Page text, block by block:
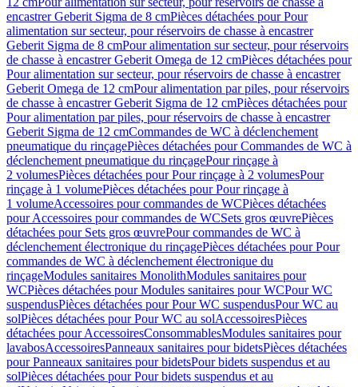
encastrer Geberit Sigma de 8 cmPièces détachées pour Pour
alimentation sur secteur, pour réservoirs de chasse à encastrer
Geberit Sigma de 8 cmPour alimentation sur secteur, pour réservoirs
de chasse à encastrer Geberit Omega de 12 cmPièces détachées pour
Pour alimentation sur secteur, pour réservoirs de chasse à encastrer
Geberit Omega de 12 cmPour alimentation par piles, pour réservoirs
de chasse à encastrer Geberit Sigma de 12 cmPièces détachées pour
Pour alimentation par piles, pour réservoirs de chasse à encastrer
Geberit Sigma de 12 cmCommandes de WC à déclenchement
pneumatique du rinçagePièces détachées pour Commandes de WC à
déclenchement pneumatique du rinçagePour rinçage à
2 volumesPièces détachées pour Pour rinçage à 2 volumesPour
rinçage à 1 volumePièces détachées pour Pour rinçage à
1 volumeAccessoires pour commandes de WCPièces détachées
pour Accessoires pour commandes de WCSets gros œuvrePièces
détachées pour Sets gros œuvrePour commandes de WC à
déclenchement électronique du rinçagePièces détachées pour Pour
commandes de WC à déclenchement électronique du
rinçageModules sanitaires MonolithModules sanitaires pour
WCPièces détachées pour Modules sanitaires pour WCPour WC
suspendusPièces détachées pour Pour WC suspendusPour WC au
solPièces détachées pour Pour WC au solAccessoiresPièces
détachées pour AccessoiresConsommablesModules sanitaires pour
lavabosAccessoiresPanneaux sanitaires pour bidetsPièces détachées
pour Panneaux sanitaires pour bidetsPour bidets suspendus et au
solPièces détachées pour Pour bidets suspendus et au